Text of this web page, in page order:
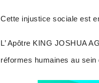
Cette injustice sociale est
L’ Apôtre KING JOSHUA
réformes humaines au